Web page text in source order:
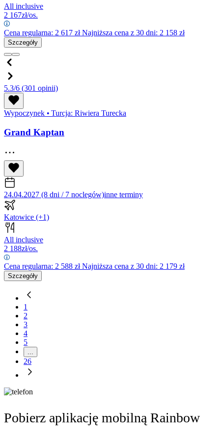
All inclusive
2 167zł/os.
Cena regularna: 2 617 złNajniższa cena z 30 dni: 2 158 zł
Szczegóły
5.3/6 (301 opinii)
Wypoczynek • Turcja: Riwiera Turecka
Grand Kaptan
24.04.2027 (8 dni / 7 noclegów)inne terminy
Katowice (+1)
All inclusive
2 188zł/os.
Cena regularna: 2 588 złNajniższa cena z 30 dni: 2 179 zł
Szczegóły
1
2
3
4
5
...
26
Pobierz aplikację mobilną Rainbow